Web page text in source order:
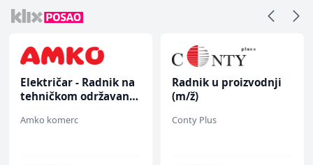
Električar - Radnik na
tehničkom održavanju
Amko komerc
Radnik u proizvodnji
(m/ž)
Conty Plus